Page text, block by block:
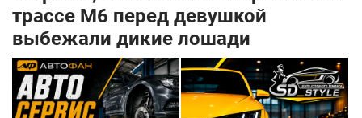
трассе М6 перед девушкой
выбежали дикие лошади